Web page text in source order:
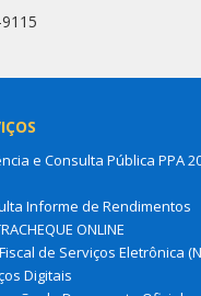
e Consulta Pública PPA
Informe de Rendimentos
ONLINE
de Serviços Eletrônica
Digitais